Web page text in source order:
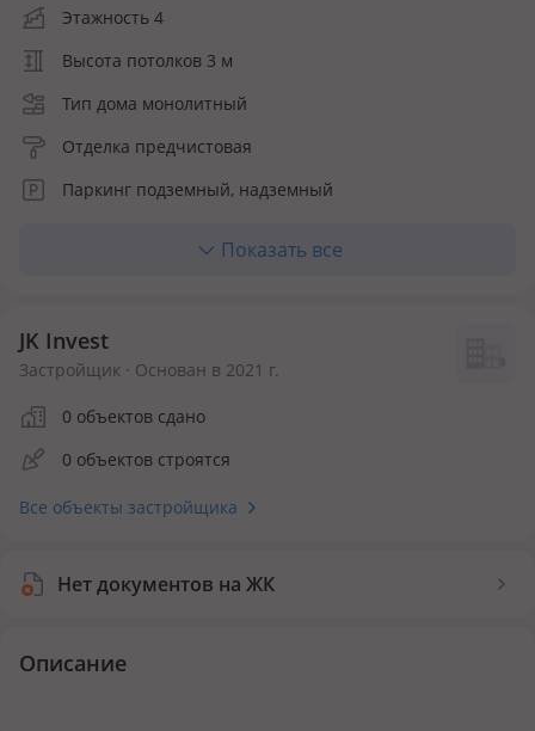
Этажность 4
Высота потолков 3 м
Тип дома монолитный
Отделка предчистовая
Паркинг подземный, надземный
Инфраструктура внутри ЖК
Детская площадка Спортивная площадка
Безопасность
Видеонаблюдение
Показать все
JK Invest
Застройщик · Основан в 2021 г.
0 объектов сдано
0 объектов строятся
Все объекты застройщика
Нет документов на ЖК
Описание